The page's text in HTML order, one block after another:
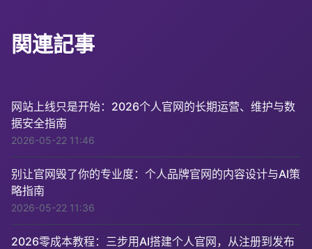
関連記事
网站上线只是开始：2026个人官网的长期运营、维护与数
据安全指南
2026-05-22 11:46
别让官网毁了你的专业度：个人品牌官网的内容设计与AI策
略指南
2026-05-22 11:36
2026零成本教程：三步用AI搭建个人官网，从注册到发布